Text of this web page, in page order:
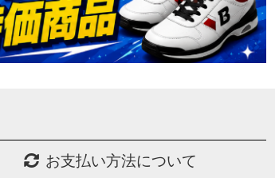
お支払い方法について